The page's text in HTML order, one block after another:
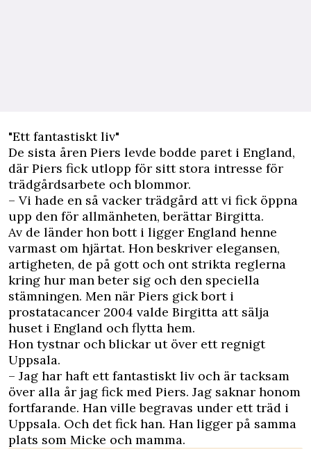
"Ett fantastiskt liv"
De sista åren Piers levde bodde paret i England,
där Piers fick utlopp för sitt stora intresse för
trädgårdsarbete och blommor.
– Vi hade en så vacker trädgård att vi fick öppna
upp den för allmänheten, berättar Birgitta.
Av de länder hon bott i ligger England henne
varmast om hjärtat. Hon beskriver elegansen,
artigheten, de på gott och ont strikta reglerna
kring hur man beter sig och den speciella
stämningen. Men när Piers gick bort i
prostatacancer 2004 valde Birgitta att sälja
huset i England och flytta hem.
Hon tystnar och blickar ut över ett regnigt
Uppsala.
– Jag har haft ett fantastiskt liv och är tacksam
över alla år jag fick med Piers. Jag saknar honom
fortfarande. Han ville begravas under ett träd i
Uppsala. Och det fick han. Han ligger på samma
plats som Micke och mamma.